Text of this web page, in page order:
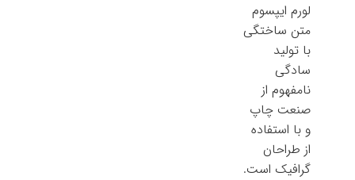
لورم ایپسوم
متن ساختگی
با تولید
سادگی
نامفهوم از
صنعت چاپ
و با استفاده
از طراحان
گرافیک است.